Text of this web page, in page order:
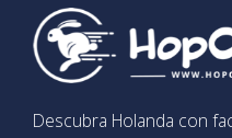
Descubra Holanda con